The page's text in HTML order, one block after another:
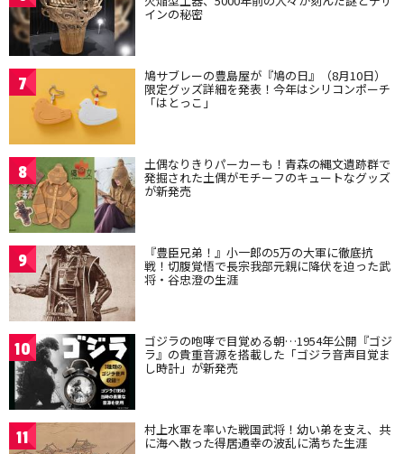
インの秘密
7 鳩サブレーの豊島屋が『鳩の日』（8月10日）
限定グッズ詳細を発表！今年はシリコンポーチ
「はとっこ」
8 土偶なりきりパーカーも！青森の縄文遺跡群で
発掘された土偶がモチーフのキュートなグッズ
が新発売
9 『豊臣兄弟！』小一郎の5万の大軍に徹底抗
戦！切腹覚悟で長宗我部元親に降伏を迫った武
将・谷忠澄の生涯
10 ゴジラの咆哮で目覚める朝…1954年公開『ゴジ
ラ』の貴重音源を搭載した「ゴジラ音声目覚ま
し時計」が新発売
11 村上水軍を率いた戦国武将！幼い弟を支え、共
に海へ散った得居通幸の波乱に満ちた生涯